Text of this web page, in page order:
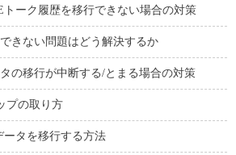
トーク履歴を移行できない場合の対策
きない問題はどう解決するか
の移行が中断する/とまる場合の対策
プの取り方
ータを移行する方法